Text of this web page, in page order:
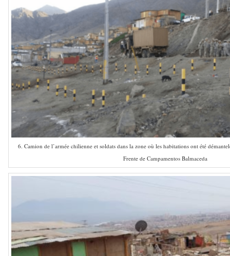
6. Camion de l’armée chilienne et soldats dans la zone où les habitations ont été
Frente de Campamentos Balmaceda